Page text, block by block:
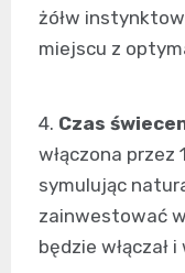
żółw
miejscu z
4. Czas
włączona przez
symulując
zainwestować
będzie włączał i